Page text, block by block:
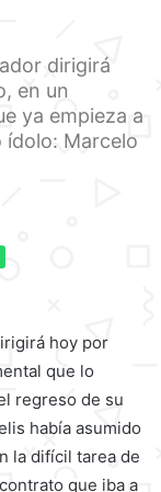
dirigirá
en un
ya empieza a
ídolo: Marcelo
hoy por
que lo
regreso de su
había asumido
la difícil tarea de
que iba a